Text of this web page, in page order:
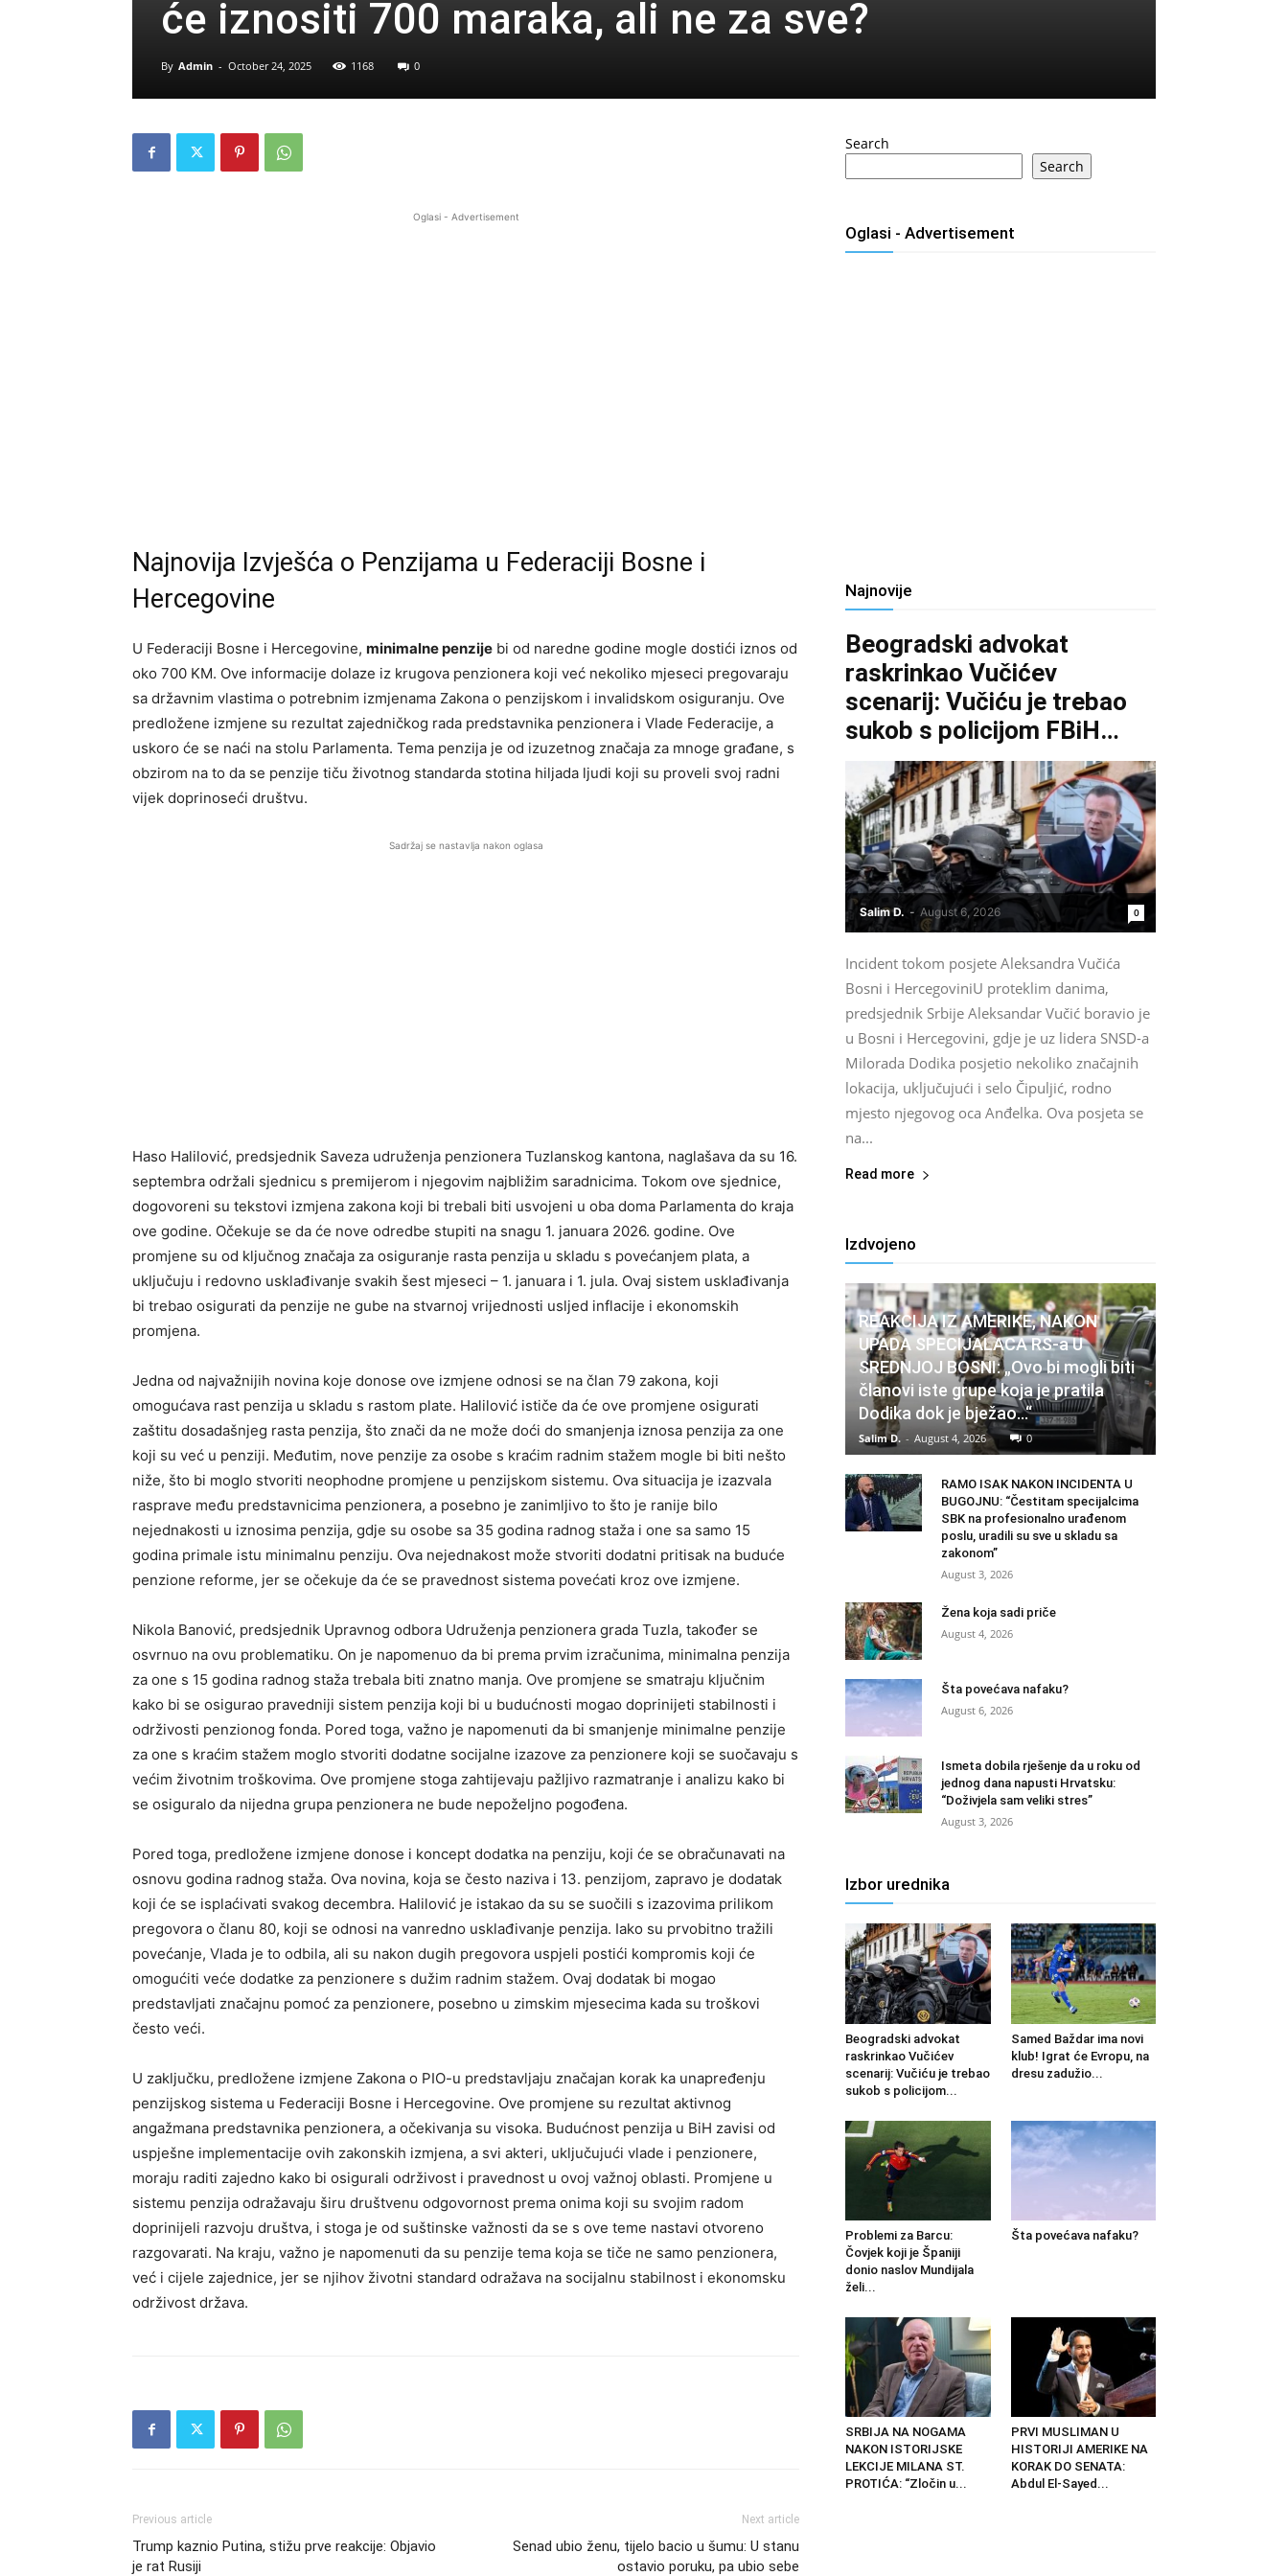
će iznositi 700 maraka, ali ne za sve?
By Admin - October 24, 2025 1168 0
Oglasi - Advertisement
Najnovija Izvješća o Penzijama u Federaciji Bosne i
Hercegovine
U Federaciji Bosne i Hercegovine, minimalne penzije bi od naredne godine mogle dostići iznos od
oko 700 KM. Ove informacije dolaze iz krugova penzionera koji već nekoliko mjeseci pregovaraju
sa državnim vlastima o potrebnim izmjenama Zakona o penzijskom i invalidskom osiguranju. Ove
predložene izmjene su rezultat zajedničkog rada predstavnika penzionera i Vlade Federacije, a
uskoro će se naći na stolu Parlamenta. Tema penzija je od izuzetnog značaja za mnoge građane, s
obzirom na to da se penzije tiču životnog standarda stotina hiljada ljudi koji su proveli svoj radni
vijek doprinoseći društvu.
Sadržaj se nastavlja nakon oglasa
Haso Halilović, predsjednik Saveza udruženja penzionera Tuzlanskog kantona, naglašava da su 16.
septembra održali sjednicu s premijerom i njegovim najbližim saradnicima. Tokom ove sjednice,
dogovoreni su tekstovi izmjena zakona koji bi trebali biti usvojeni u oba doma Parlamenta do kraja
ove godine. Očekuje se da će nove odredbe stupiti na snagu 1. januara 2026. godine. Ove
promjene su od ključnog značaja za osiguranje rasta penzija u skladu s povećanjem plata, a
uključuju i redovno usklađivanje svakih šest mjeseci – 1. januara i 1. jula. Ovaj sistem usklađivanja
bi trebao osigurati da penzije ne gube na stvarnoj vrijednosti usljed inflacije i ekonomskih
promjena.
Jedna od najvažnijih novina koje donose ove izmjene odnosi se na član 79 zakona, koji
omogućava rast penzija u skladu s rastom plate. Halilović ističe da će ove promjene osigurati
zaštitu dosadašnjeg rasta penzija, što znači da ne može doći do smanjenja iznosa penzija za one
koji su već u penziji. Međutim, nove penzije za osobe s kraćim radnim stažem mogle bi biti nešto
niže, što bi moglo stvoriti neophodne promjene u penzijskom sistemu. Ova situacija je izazvala
rasprave među predstavnicima penzionera, a posebno je zanimljivo to što je ranije bilo
nejednakosti u iznosima penzija, gdje su osobe sa 35 godina radnog staža i one sa samo 15
godina primale istu minimalnu penziju. Ova nejednakost može stvoriti dodatni pritisak na buduće
penzione reforme, jer se očekuje da će se pravednost sistema povećati kroz ove izmjene.
Nikola Banović, predsjednik Upravnog odbora Udruženja penzionera grada Tuzla, također se
osvrnuo na ovu problematiku. On je napomenuo da bi prema prvim izračunima, minimalna penzija
za one s 15 godina radnog staža trebala biti znatno manja. Ove promjene se smatraju ključnim
kako bi se osigurao pravedniji sistem penzija koji bi u budućnosti mogao doprinijeti stabilnosti i
održivosti penzionog fonda. Pored toga, važno je napomenuti da bi smanjenje minimalne penzije
za one s kraćim stažem moglo stvoriti dodatne socijalne izazove za penzionere koji se suočavaju s
većim životnim troškovima. Ove promjene stoga zahtijevaju pažljivo razmatranje i analizu kako bi
se osiguralo da nijedna grupa penzionera ne bude nepoželjno pogođena.
Pored toga, predložene izmjene donose i koncept dodatka na penziju, koji će se obračunavati na
osnovu godina radnog staža. Ova novina, koja se često naziva i 13. penzijom, zapravo je dodatak
koji će se isplaćivati svakog decembra. Halilović je istakao da su se suočili s izazovima prilikom
pregovora o članu 80, koji se odnosi na vanredno usklađivanje penzija. Iako su prvobitno tražili
povećanje, Vlada je to odbila, ali su nakon dugih pregovora uspjeli postići kompromis koji će
omogućiti veće dodatke za penzionere s dužim radnim stažem. Ovaj dodatak bi mogao
predstavljati značajnu pomoć za penzionere, posebno u zimskim mjesecima kada su troškovi
često veći.
U zaključku, predložene izmjene Zakona o PIO-u predstavljaju značajan korak ka unapređenju
penzijskog sistema u Federaciji Bosne i Hercegovine. Ove promjene su rezultat aktivnog
angažmana predstavnika penzionera, a očekivanja su visoka. Budućnost penzija u BiH zavisi od
uspješne implementacije ovih zakonskih izmjena, a svi akteri, uključujući vlade i penzionere,
moraju raditi zajedno kako bi osigurali održivost i pravednost u ovoj važnoj oblasti. Promjene u
sistemu penzija odražavaju širu društvenu odgovornost prema onima koji su svojim radom
doprinijeli razvoju društva, i stoga je od suštinske važnosti da se s ove teme nastavi otvoreno
razgovarati. Na kraju, važno je napomenuti da su penzije tema koja se tiče ne samo penzionera,
već i cijele zajednice, jer se njihov životni standard odražava na socijalnu stabilnost i ekonomsku
održivost država.
Previous article
Trump kaznio Putina, stižu prve reakcije: Objavio
je rat Rusiji
Next article
Senad ubio ženu, tijelo bacio u šumu: U stanu
ostavio poruku, pa ubio sebe
Search
Search
Oglasi - Advertisement
Najnovije
Beogradski advokat
raskrinkao Vučićev
scenarij: Vučiću je trebao
sukob s policijom FBiH…
Salim D. - August 6, 2026 0
Incident tokom posjete Aleksandra Vučića
Bosni i HercegoviniU proteklim danima,
predsjednik Srbije Aleksandar Vučić boravio je
u Bosni i Hercegovini, gdje je uz lidera SNSD-a
Milorada Dodika posjetio nekoliko značajnih
lokacija, uključujući i selo Čipuljić, rodno
mjesto njegovog oca Anđelka. Ova posjeta se
na...
Read more
Izdvojeno
REAKCIJA IZ AMERIKE, NAKON
UPADA SPECIJALACA RS-a U
SREDNJOJ BOSNI: „Ovo bi mogli biti
članovi iste grupe koja je pratila
Dodika dok je bježao…“
Salim D. - August 4, 2026 0
RAMO ISAK NAKON INCIDENTA U
BUGOJNU: “Čestitam specijalcima
SBK na profesionalno urađenom
poslu, uradili su sve u skladu sa
zakonom”
August 3, 2026
Žena koja sadi priče
August 4, 2026
Šta povećava nafaku?
August 6, 2026
Ismeta dobila rješenje da u roku od
jednog dana napusti Hrvatsku:
“Doživjela sam veliki stres”
August 3, 2026
Izbor urednika
Beogradski advokat
raskrinkao Vučićev
scenarij: Vučiću je trebao
sukob s policijom...
Samed Baždar ima novi
klub! Igrat će Evropu, na
dresu zadužio...
Problemi za Barcu:
Čovjek koji je Španiji
donio naslov Mundijala
želi...
Šta povećava nafaku?
SRBIJA NA NOGAMA
NAKON ISTORIJSKE
LEKCIJE MILANA ST.
PROTIĆA: “Zločin u...
PRVI MUSLIMAN U
HISTORIJI AMERIKE NA
KORAK DO SENATA:
Abdul El-Sayed...